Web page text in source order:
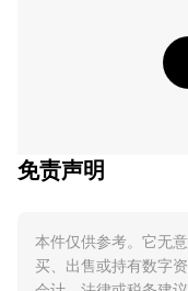
免责声明
本件仅供参考。它无
买、出售或持有数字